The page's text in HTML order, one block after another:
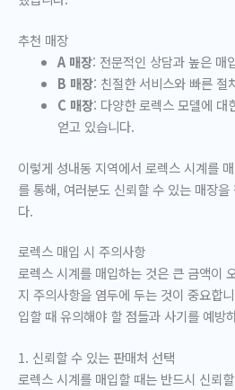
추천 매장
A 매장: 전문적인 상담과 높은 매
B 매장: 친절한 서비스와 빠른 절
C 매장: 다양한 로렉스 모델에 대
얻고 있습니다.
이렇게 성내동 지역에서 로렉스 시계를
를 통해, 여러분도 신뢰할 수 있는 매장
다.
로렉스 매입 시 주의사항
로렉스 시계를 매입하는 것은 큰 금액이
지 주의사항을 염두에 두는 것이 중요합
입할 때 유의해야 할 점들과 사기를 예방
1. 신뢰할 수 있는 판매처 선택
로렉스 시계를 매입할 때는 반드시 신뢰